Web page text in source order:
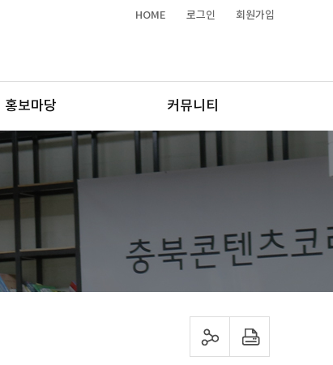
HOME 로그인 회원가입
홍보마당 커뮤니티
sns 공유하기 프린트하기